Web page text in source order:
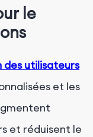
le
utilisateurs
et les
et réduisent le